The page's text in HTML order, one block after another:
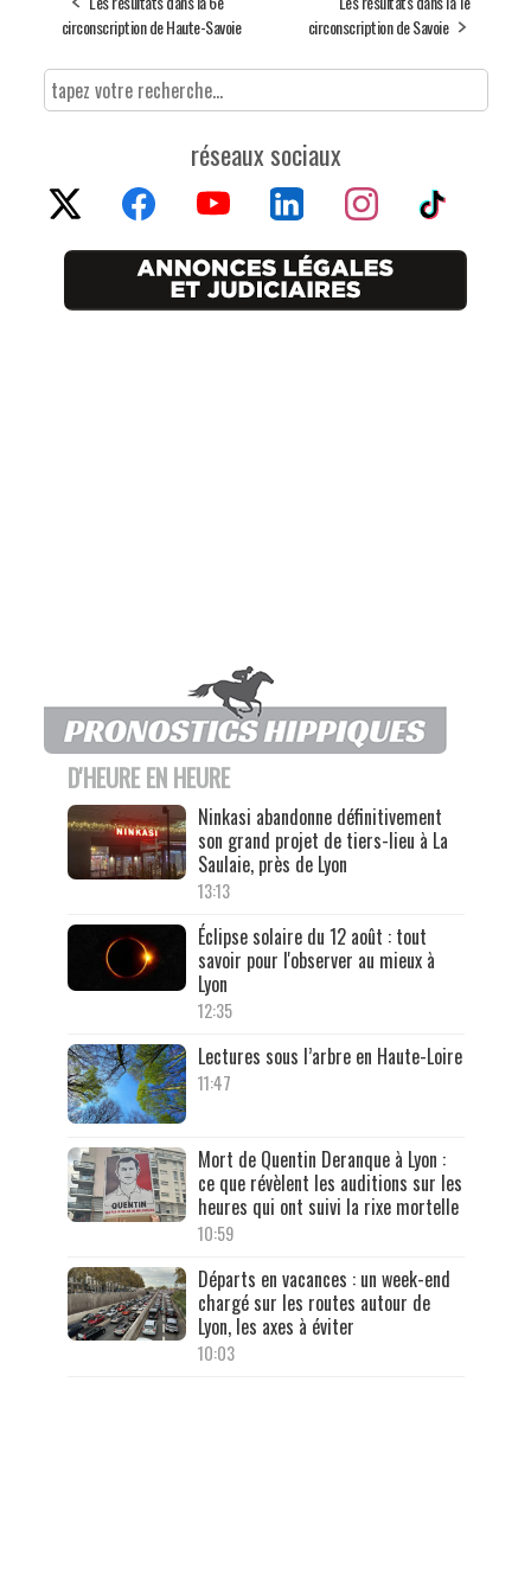
circonscription de Haute-Savoie
circonscription de Savoie
réseaux sociaux
D'HEURE EN HEURE
Ninkasi abandonne définitivement
son grand projet de tiers-lieu à La
Saulaie, près de Lyon
13:13
Éclipse solaire du 12 août : tout
savoir pour l'observer au mieux à
Lyon
12:35
Lectures sous l’arbre en Haute-Loire
11:47
Mort de Quentin Deranque à Lyon :
ce que révèlent les auditions sur les
heures qui ont suivi la rixe mortelle
10:59
Départs en vacances : un week-end
chargé sur les routes autour de
Lyon, les axes à éviter
10:03